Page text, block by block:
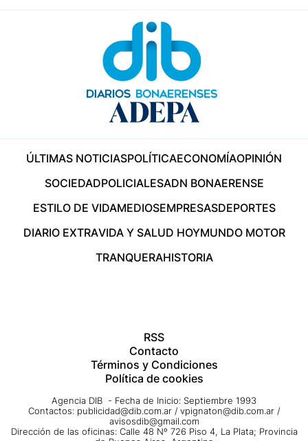
ÚLTIMAS NOTICIASPOLÍTICAECONOMÍAOPINIÓN
SOCIEDADPOLICIALESADN BONAERENSE
ESTILO DE VIDAMEDIOSEMPRESASDEPORTES
DIARIO EXTRAVIDA Y SALUD HOYMUNDO MOTOR
TRANQUERAHISTORIA
RSS
Contacto
Términos y Condiciones
Política de cookies
Agencia DIB - Fecha de Inicio: Septiembre 1993
Contactos: publicidad@dib.com.ar / vpignaton@dib.com.ar /
avisosdib@gmail.com
Dirección de las oficinas: Calle 48 Nº 726 Piso 4, La Plata; Provincia